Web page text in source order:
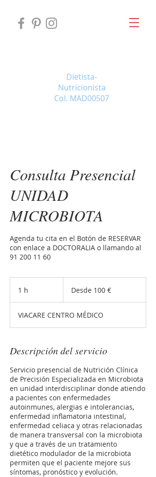
Dietista-
Nutricionista
Col. MAD00507
Consulta Presencial
UNIDAD
MICROBIOTA
Agenda tu cita en el Botón de RESERVAR
con enlace a DOCTORALIA o llamando al
91 200 11 60
1 h
eurosDesde 100 €
VIACARE CENTRO MÉDICO
Descripción del servicio
Servicio presencial de Nutrición Clínica
de Precisión Especializada en Microbiota
en unidad interdisciplinar donde atiendo
a pacientes con enfermedades
autoinmunes, alergias e intolerancias,
enfermedad inflamatoria intestinal,
enfermedad celiaca y otras relacionadas
de manera transversal con la microbiota
y que a través de un tratamiento
dietético modulador de la microbiota
permiten que el paciente mejore sus
síntomas, pronóstico y evolución.